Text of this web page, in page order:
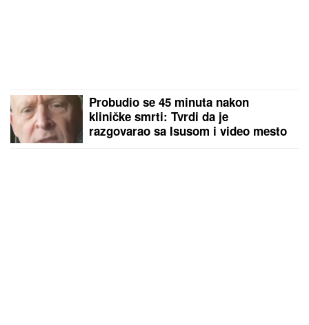
Probudio se 45 minuta nakon
kliničke smrti: Tvrdi da je
razgovarao sa Isusom i video mesto